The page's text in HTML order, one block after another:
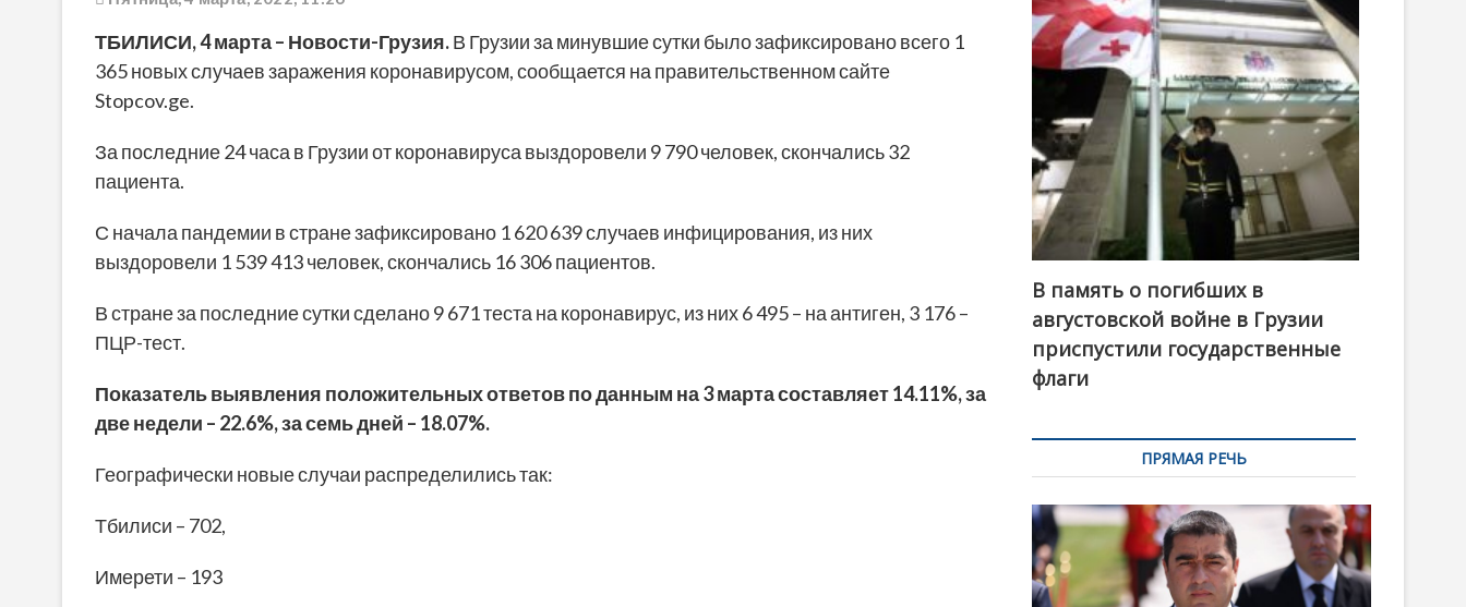
o
n
ТБИЛИСИ, 4 марта – Новости-Грузия.В Грузии за минувшие сутки было зафиксировано всего 1
365новых случаев заражения коронавирусом, сообщается на правительственном сайте
Stopcov.ge.
За последние 24 часа в Грузии от коронавируса выздоровели 9 790 человек, скончались 32
пациента.
С начала пандемии в стране зафиксировано 1 620 639 случаев инфицирования, из них
выздоровели 1 539 413 человек, скончались 16 306 пациентов.
В стране за последние сутки сделано 9 671 теста на коронавирус, из них 6 495 – на антиген, 3 176 –
ПЦР-тест.
Показатель выявления положительных ответов по данным на 3 марта составляет 14.11%, за
две недели – 22.6%, за семь дней – 18.07%.
Географически новые случаи распределились так:
Тбилиси – 702,
Имерети – 193
В память о погибших в
августовской войне в Грузии
приспустили государственные
флаги
ПРЯМАЯ РЕЧЬ